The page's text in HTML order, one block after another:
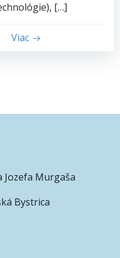
[…]
Viac
Jozefa Murgaša
Bystrica